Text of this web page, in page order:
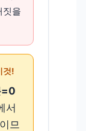
짓을
것!
=0
서
므